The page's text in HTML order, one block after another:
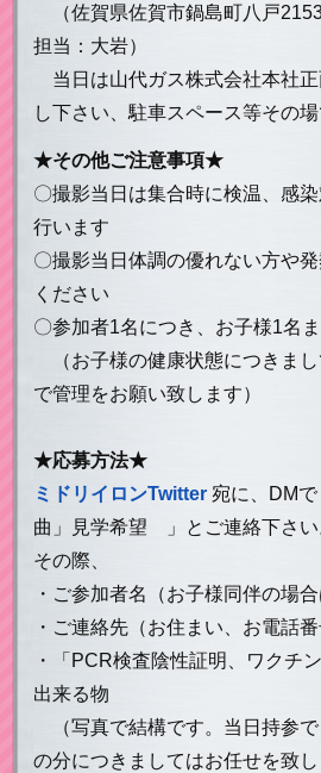
（佐賀県佐賀市鍋島町八戸
担当：大岩）
当日は山代ガス株式会社本社
し下さい、駐車スペース等その場
★その他ご注意事項★
〇撮影当日は集合時に検温、感
行います
〇撮影当日体調の優れない方や
ください
〇参加者1名につき、お子様1名
（お子様の健康状態につきま
で管理をお願い致します）
★応募方法★
ミドリイロンTwitter 宛に、DM
曲」見学希望 」とご連絡下さい
その際、
・ご参加者名（お子様同伴の場合
・ご連絡先（お住まい、お電話番
・「PCR検査陰性証明、ワクチ
出来る物
（写真で結構です。当日持参
の分につきましてはお任せを致